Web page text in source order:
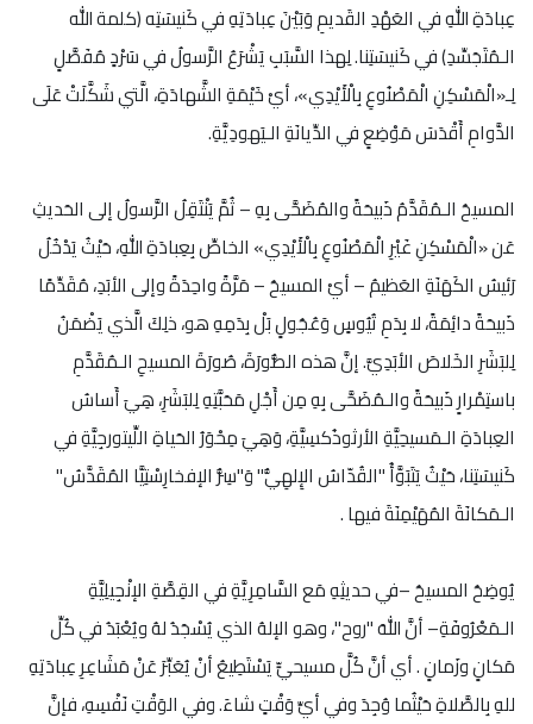
عِبادَةِ اللهِ في العَهْدِ القَديمِ وَبَيْنَ عِبادَتِهِ في كَنيسَتِه (كلمة الله
الـمُتَجَسِّدِ) في كَنيسَتِنا. لِهذا السَّبَبِ يَشْرَعُ الرَّسولُ في سَرْدٍ مُفَصَّلٍ
لِـ«الْمَسْكِنِ الْمَصْنُوعِ بِالْأَيْدِي»، أيْ خَيْمَةِ الشَّهادَةِ، الَّتي شَكَّلَتْ عَلَى
الدَّوامِ أَقْدَسَ مَوْضِعٍ في الدِّيانَةِ الـيَهودِيَّةِ.
المسيحُ الـمُقَدَّمُ ذَبيحَةً والمُضَحَّى بِهِ – ثُمَّ يَنْتَقِلُ الرَّسولُ إلى الحَديثِ
عَن «الْمَسْكِنِ غَيْرِ الْمَصْنُوعِ بِالْأَيْدِي» الخاصِّ بِعِبادَةِ اللهِ، حَيْثُ يَدْخُلُ
رَئيسُ الكَهَنَةِ العَظيمُ – أيْ المسيحُ – مَرَّةً واحِدَةً وإلى الأبَدِ، مُقَدِّمًا
ذَبيحَةً دائِمَةً، لا بِدَمِ تُيُوسٍ وَعُجُولٍ بَلْ بِدَمِهِ هو، ذلِكَ الَّذي يَضْمَنُ
لِلبَشَرِ الخَلاصَ الأبَدِيَّ. إنَّ هذه الصُّورَةَ، صُورَةَ المسيحِ الـمُقَدَّمِ
باستِمْرارٍ ذَبيحَةً والـمُضَحَّى بِهِ مِن أَجْلِ مَحَبَّتِهِ لِلبَشَرِ، هِيَ أَساسُ
العِبادَةِ الـمَسيحِيَّةِ الأرثوذُكسِيَّةِ، وَهِيَ مِحْوَرُ الحَياةِ اللِّيتورجِيَّةِ في
كَنيسَتِنا، حَيْثُ يَتَبَوَّأُ "القُدّاسُ الإِلهِيُّ" وَ"سِرُّ الإفخارِسْتِيَّا المُقَدَّسُ"
الـمَكانَةَ المُهَيْمِنَةَ فيها .
يُوضِحُ المسيحُ –في حديثِهِ مَع السَّامِرِيَّةِ في القِصَّةِ الإنْجِيلِيَّةِ
الـمَعْرُوفَةِ– أنَّ اللهَ "روح"، وهو الإلهُ الذي يُسْجَدُ لهُ ويُعْبَدُ في كُلِّ
مَكانٍ وزَمانٍ . أي أنَّ كُلَّ مسيحيٍّ يَسْتَطِيعُ أنْ يُعَبِّرَ عَنْ مَشَاعِرِ عِبادَتِهِ
للهِ بِالصَّلاةِ حَيْثُما وُجِدَ وفي أيِّ وَقْتٍ شاءَ. وفي الوَقْتِ نَفْسِهِ، فإنَّ